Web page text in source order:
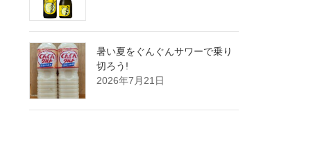
暑い夏をぐんぐんサワーで乗り
切ろう!
2026年7月21日